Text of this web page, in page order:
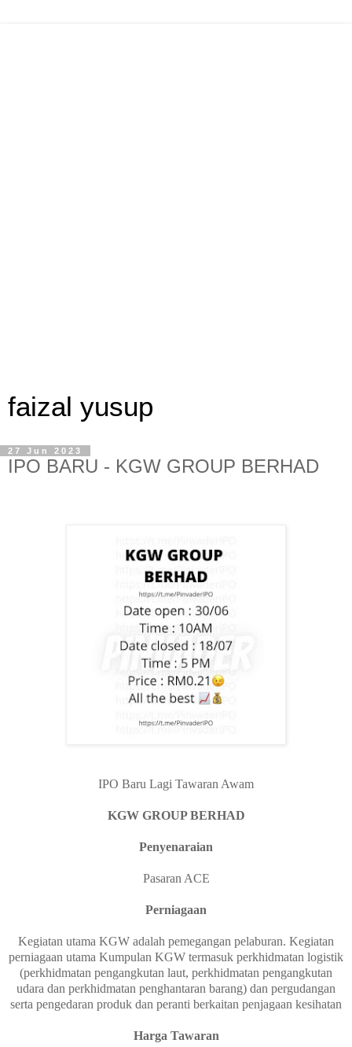
faizal yusup
27 Jun 2023
IPO BARU - KGW GROUP BERHAD
IPO Baru Lagi Tawaran Awam
KGW GROUP BERHAD
Penyenaraian
Pasaran ACE
Perniagaan
Kegiatan utama KGW adalah pemegangan pelaburan. Kegiatan
perniagaan utama Kumpulan KGW termasuk perkhidmatan logistik
(perkhidmatan pengangkutan laut, perkhidmatan pengangkutan
udara dan perkhidmatan penghantaran barang) dan pergudangan
serta pengedaran produk dan peranti berkaitan penjagaan kesihatan
Harga Tawaran